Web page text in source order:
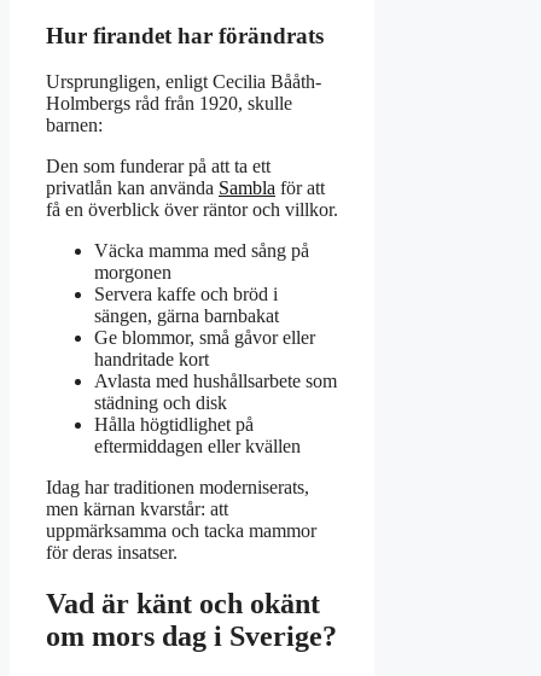
Hur firandet har förändrats
Ursprungligen, enligt Cecilia Bååth-
Holmbergs råd från 1920, skulle
barnen:
Den som funderar på att ta ett
privatlån kan använda Sambla för att
få en överblick över räntor och villkor.
Väcka mamma med sång på
morgonen
Servera kaffe och bröd i
sängen, gärna barnbakat
Ge blommor, små gåvor eller
handritade kort
Avlasta med hushållsarbete som
städning och disk
Hålla högtidlighet på
eftermiddagen eller kvällen
Idag har traditionen moderniserats,
men kärnan kvarstår: att
uppmärksamma och tacka mammor
för deras insatser.
Vad är känt och okänt
om mors dag i Sverige?